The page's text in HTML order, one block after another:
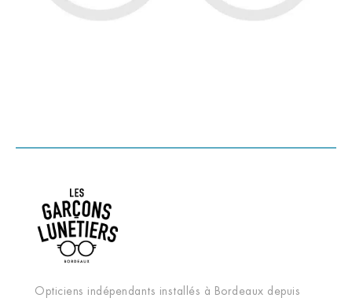
Opticiens indépendants installés à Bordeaux depuis